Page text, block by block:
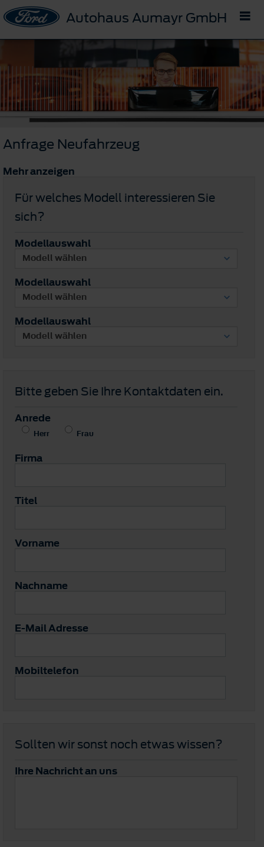
Autohaus Aumayr GmbH
Anfrage Neufahrzeug
Mehr anzeigen
Für welches Modell interessieren Sie
sich?
Modellauswahl
Modellauswahl
Modellauswahl
Bitte geben Sie Ihre Kontaktdaten ein.
Anrede
Herr Frau
Firma
Titel
Vorname
Nachname
E-Mail Adresse
Mobiltelefon
Sollten wir sonst noch etwas wissen?
Ihre Nachricht an uns